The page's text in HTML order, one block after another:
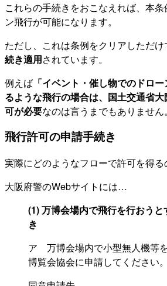
これらの手続きをおこなえれば、本
ン飛行が可能になります。
ただし、これは条例をクリアしただけ
続き適用されています。
例えば 「イベント・催し物でのドロ
るような飛行の場合は、国土交通省
可が必要なのは言うまでもありません。
飛行許可の申請手続き
実際にどのようなフローで許可を得る
大阪府警のWebサイトには…
(1) 万博会場内で飛行を行おう
き
ア 万博会場内で小型無人機等
博覧会協会に申請してください。